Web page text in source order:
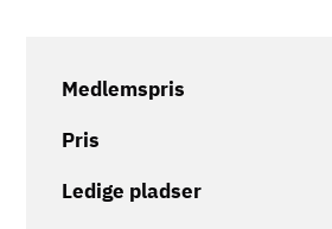
Medlemspris
Pris
Ledige pladser